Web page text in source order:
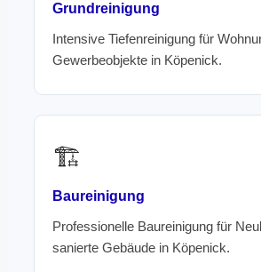
Grundreinigung
Intensive Tiefenreinigung für
Gewerbeobjekte in Köpenick.
🏗️
Baureinigung
Professionelle Baureinigung für
sanierte Gebäude in Köpenick.